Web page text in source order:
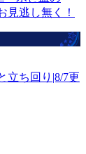
見逃し無く！
立ち回り|8/7更